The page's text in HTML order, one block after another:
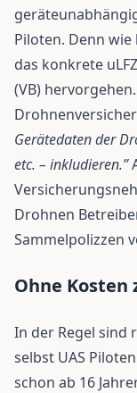
Piloten. Denn wie
das konkrete
(VB)
Gerätedaten der
etc. – inkludieren.”
Drohnen
Sammelpolizzen
Ohne
In der Regel sind
selbst UAS
schon ab 16